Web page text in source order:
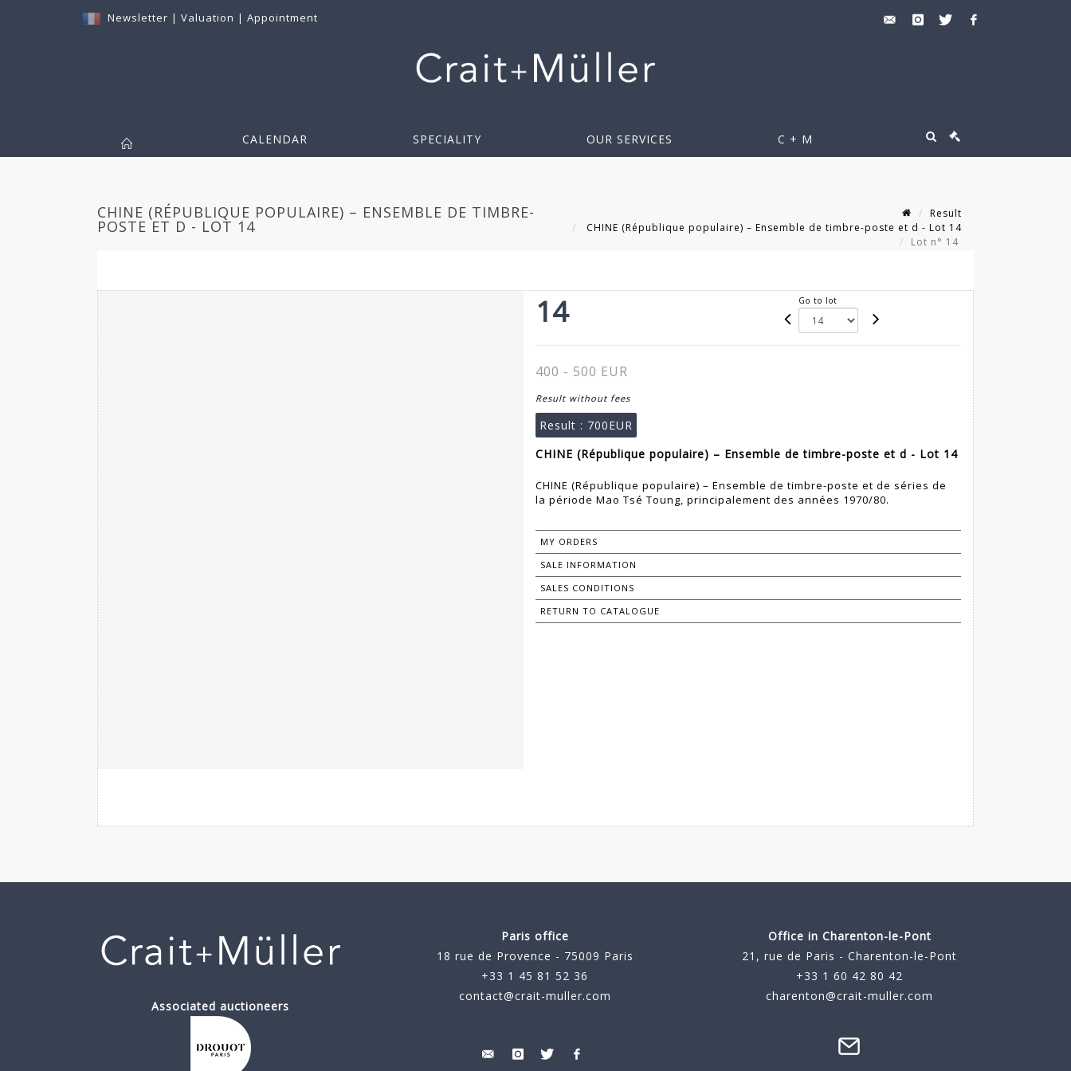
Newsletter | Valuation | Appointment
CALENDAR SPECIALITY OUR SERVICES C + M
CHINE (RÉPUBLIQUE POPULAIRE) – ENSEMBLE DE TIMBRE-
POSTE ET D - LOT 14
Result
CHINE (République populaire) – Ensemble de timbre-poste et d - Lot 14
Lot n° 14
14 Go to lot
400 - 500 EUR
Result without fees
Result : 700EUR
CHINE (République populaire) – Ensemble de timbre-poste et d - Lot 14
CHINE (République populaire) – Ensemble de timbre-poste et de séries de
la période Mao Tsé Toung, principalement des années 1970/80.
MY ORDERS
SALE INFORMATION
SALES CONDITIONS
RETURN TO CATALOGUE
Associated auctioneers
Paris office
18 rue de Provence - 75009 Paris
+33 1 45 81 52 36
contact@crait-muller.com
Office in Charenton-le-Pont
21, rue de Paris - Charenton-le-Pont
+33 1 60 42 80 42
charenton@crait-muller.com